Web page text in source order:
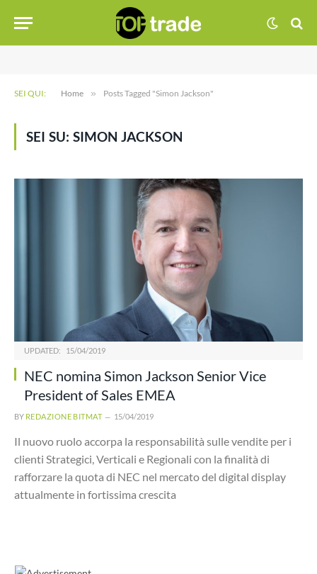
SEI QUI: Home » Posts Tagged "Simon Jackson"
SEI SU: SIMON JACKSON
UPDATED: 15/04/2019
NEC nomina Simon Jackson Senior Vice
President of Sales EMEA
BY REDAZIONE BITMAT 15/04/2019
Il nuovo ruolo accorpa la responsabilità sulle vendite per i
clienti Strategici, Verticali e Regionali con la finalità di
rafforzare la quota di NEC nel mercato del digital display
attualmente in fortissima crescita